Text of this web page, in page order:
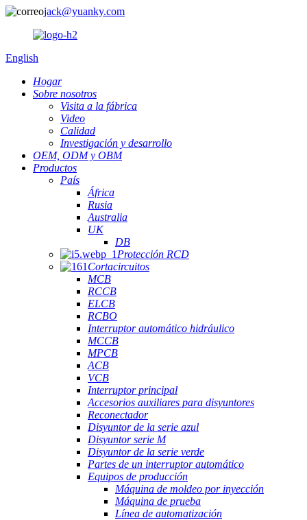
jack@yuanky.com
English
Hogar
Sobre nosotros
Visita a la fábrica
Video
Calidad
Investigación y desarrollo
OEM, ODM y OBM
Productos
País
África
Rusia
Australia
UK
DB
Protección RCD
Cortacircuitos
MCB
RCCB
ELCB
RCBO
Interruptor automático hidráulico
MCCB
MPCB
ACB
VCB
Interruptor principal
Accesorios auxiliares para disyuntores
Reconectador
Disyuntor de la serie azul
Disyuntor serie M
Disyuntor de la serie verde
Partes de un interruptor automático
Equipos de producción
Máquina de moldeo por inyección
Máquina de prueba
Línea de automatización